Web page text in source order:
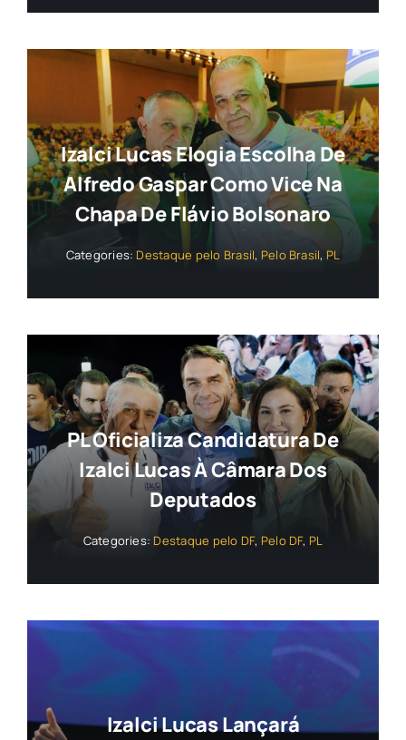
Izalci Lucas Elogia Escolha De
Alfredo Gaspar Como Vice Na
Chapa De Flávio Bolsonaro
Categories: Destaque pelo Brasil, Pelo Brasil, PL
PL Oficializa Candidatura De
Izalci Lucas À Câmara Dos
Deputados
Categories: Destaque pelo DF, Pelo DF, PL
Izalci Lucas Lançará